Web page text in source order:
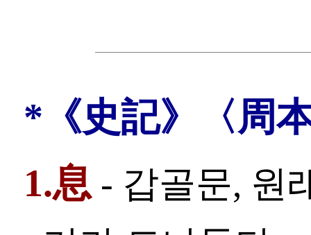
*《史記》〈周
1.息 - 갑골문, 원